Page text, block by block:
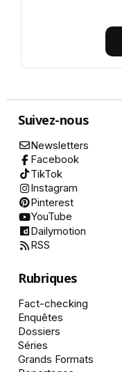
Suivez-nous
Newsletters
Facebook
TikTok
Instagram
Pinterest
YouTube
Dailymotion
RSS
Rubriques
Fact-checking
Enquêtes
Dossiers
Séries
Grands Formats